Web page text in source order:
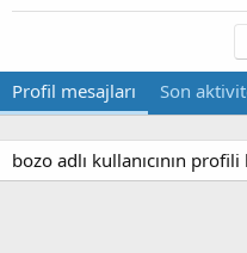
Profil mesajları Son
bozo adlı kullanıcının